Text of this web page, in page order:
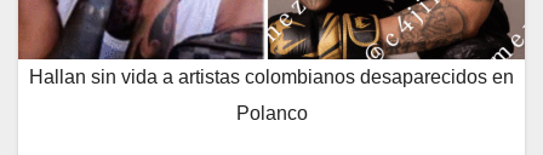
Hallan sin vida a artistas colombianos desaparecidos en
Polanco